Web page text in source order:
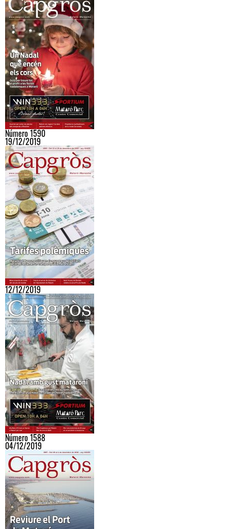
Número 1590
19/12/2019
12/12/2019
Número 1588
04/12/2019